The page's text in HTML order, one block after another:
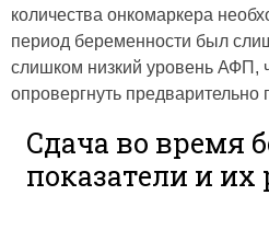
количества онкомаркера
период беременности был
слишком низкий уровень АФП,
опровергнуть предварительно
Сдача во время
показатели и